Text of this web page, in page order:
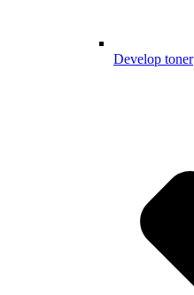
Develop toner